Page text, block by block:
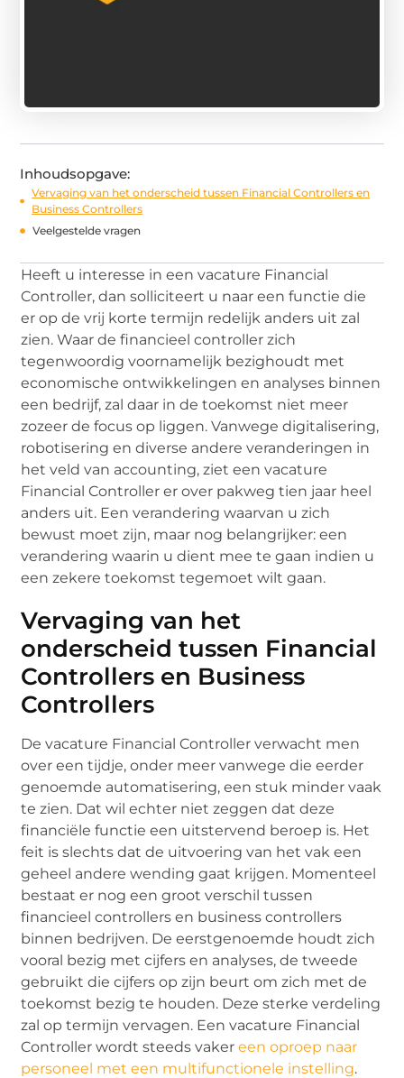
Inhoudsopgave:
Vervaging van het onderscheid tussen Financial Controllers en
Business Controllers
Veelgestelde vragen
Heeft u interesse in een vacature Financial
Controller, dan solliciteert u naar een functie die
er op de vrij korte termijn redelijk anders uit zal
zien. Waar de financieel controller zich
tegenwoordig voornamelijk bezighoudt met
economische ontwikkelingen en analyses binnen
een bedrijf, zal daar in de toekomst niet meer
zozeer de focus op liggen. Vanwege digitalisering,
robotisering en diverse andere veranderingen in
het veld van accounting, ziet een vacature
Financial Controller er over pakweg tien jaar heel
anders uit. Een verandering waarvan u zich
bewust moet zijn, maar nog belangrijker: een
verandering waarin u dient mee te gaan indien u
een zekere toekomst tegemoet wilt gaan.
Vervaging van het
onderscheid tussen Financial
Controllers en Business
Controllers
De vacature Financial Controller verwacht men
over een tijdje, onder meer vanwege die eerder
genoemde automatisering, een stuk minder vaak
te zien. Dat wil echter niet zeggen dat deze
financiële functie een uitstervend beroep is. Het
feit is slechts dat de uitvoering van het vak een
geheel andere wending gaat krijgen. Momenteel
bestaat er nog een groot verschil tussen
financieel controllers en business controllers
binnen bedrijven. De eerstgenoemde houdt zich
vooral bezig met cijfers en analyses, de tweede
gebruikt die cijfers op zijn beurt om zich met de
toekomst bezig te houden. Deze sterke verdeling
zal op termijn vervagen. Een vacature Financial
Controller wordt steeds vakereen oproep naar
personeel met een multifunctionele instelling.